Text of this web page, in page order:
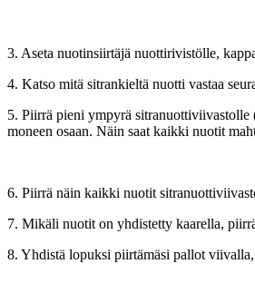
3. Aseta nuotinsiirtäjä nuottirivistölle,
4. Katso mitä sitrankieltä nuotti vastaa
5. Piirrä pieni ympyrä sitranuottiviivastolle
moneen osaan. Näin saat kaikki nuotit
6. Piirrä näin kaikki nuotit
7. Mikäli nuotit on yhdistetty kaarella,
8. Yhdistä lopuksi piirtämäsi pallot